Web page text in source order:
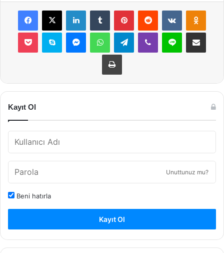
Facebook
X LinkedInTumblr PinterestReddit VKontakte
Pocket Skype MessengerWhatsAppTelegramViber Line E-Posta ile
Yazdır
Kayıt Ol
Unuttunuz mu?
Beni hatırla
Kayıt Ol